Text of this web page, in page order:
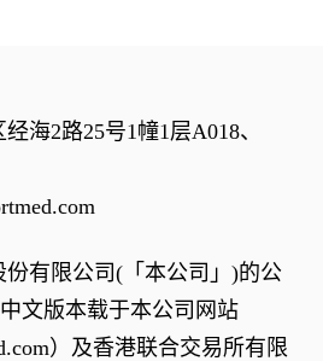
海2路25号1幢1层A018、
有限公司(「本公司」)的公
文版本载于本公司网站
）及香港联合交易所有限